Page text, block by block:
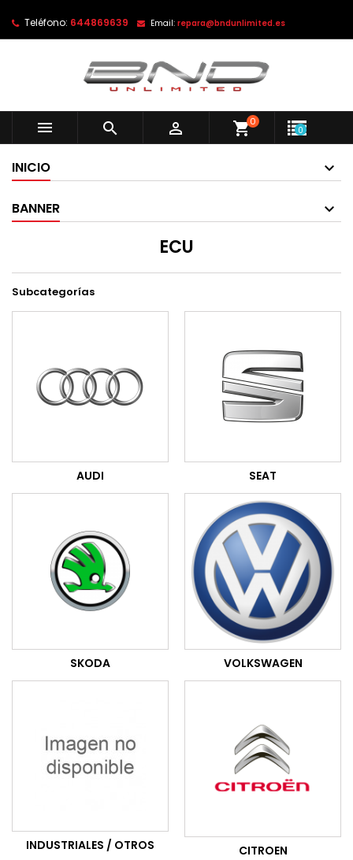
Teléfono: 644869639 Email: repara@bndunlimited.es
   shopping_cart0
0
INICIO
BANNER
ECU
Subcategorías
AUDI SEAT
SKODA VOLKSWAGEN
INDUSTRIALES / OTROS CITROEN